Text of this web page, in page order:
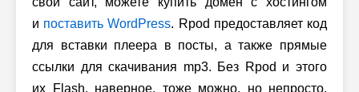
и поставить WordPress. Rpod предоставляет код
для вставки плеера в посты, а также прямые
ссылки для скачивания mp3. Без Rpod и этого
их Flash, наверное, тоже можно, но непросто.